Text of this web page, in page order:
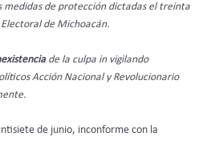
medidas de protección dictadas el treinta
de Michoacán.
de la culpa in vigilando
Acción Nacional y Revolucionario
de junio, inconforme con la